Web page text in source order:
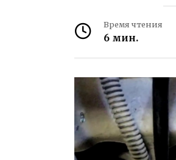
Время чтения
6 мин.